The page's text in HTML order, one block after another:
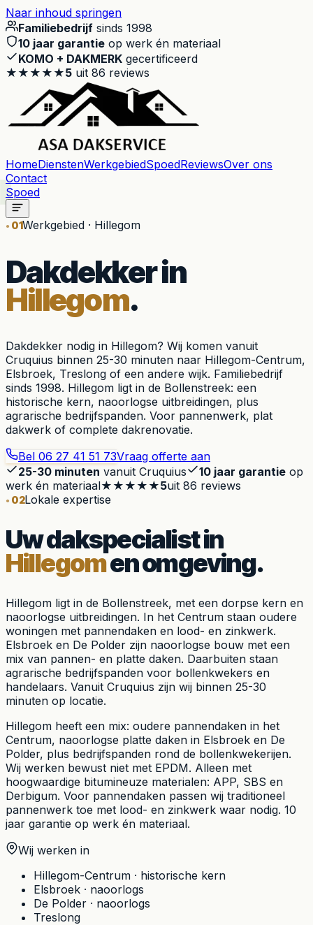
Naar inhoud springen
Familiebedrijf sinds 1998
10 jaar garantie op werk én materiaal
KOMO + DAKMERK gecertificeerd
★★★★★5 uit 86 reviews
HomeDienstenWerkgebiedSpoedReviewsOver ons
Contact
Spoed
01Werkgebied · Hillegom
Dakdekker in
Hillegom.
Dakdekker nodig in Hillegom? Wij komen vanuit
Cruquius binnen 25-30 minuten naar Hillegom-Centrum,
Elsbroek, Treslong of een andere wijk. Familiebedrijf
sinds 1998. Hillegom ligt in de Bollenstreek: een
historische kern, naoorlogse uitbreidingen, plus
agrarische bedrijfspanden. Voor pannenwerk, plat
dakwerk of complete dakrenovatie.
Bel 06 27 41 51 73Vraag offerte aan
25-30 minuten vanuit Cruquius 10 jaar garantie op
werk én materiaal★★★★★5uit 86 reviews
02Lokale expertise
Uw dakspecialist in
Hillegomen omgeving.
Hillegom ligt in de Bollenstreek, met een dorpse kern en
naoorlogse uitbreidingen. In het Centrum staan oudere
woningen met pannendaken en lood- en zinkwerk.
Elsbroek en De Polder zijn naoorlogse bouw met een
mix van pannen- en platte daken. Daarbuiten staan
agrarische bedrijfspanden voor bollenkwekers en
handelaars. Vanuit Cruquius zijn wij binnen 25-30
minuten op locatie.
Hillegom heeft een mix: oudere pannendaken in het
Centrum, naoorlogse platte daken in Elsbroek en De
Polder, plus bedrijfspanden rond de bollenkwekerijen.
Wij werken bewust niet met EPDM. Alleen met
hoogwaardige bitumineuze materialen: APP, SBS en
Derbigum. Voor pannendaken passen wij traditioneel
pannenwerk toe met lood- en zinkwerk waar nodig. 10
jaar garantie op werk én materiaal.
Wij werken in
Hillegom-Centrum · historische kern
Elsbroek · naoorlogs
De Polder · naoorlogs
Treslong